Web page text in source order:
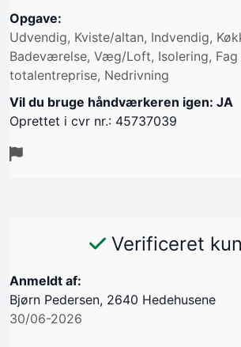
Opgave:
Udvendig, Kviste/altan, Indvendig,
Badeværelse, Væg/Loft, Isolering, Fag
totalentreprise, Nedrivning
Vil du bruge håndværkeren igen: JA
Oprettet i cvr nr.: 45737039
Verificeret
Anmeldt af:
Bjørn Pedersen, 2640 Hedehusene
30/06-2026